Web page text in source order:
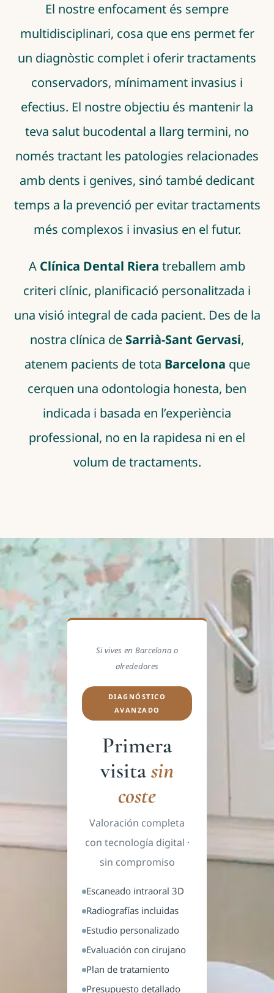
El nostre enfocament és sempre
multidisciplinari, cosa que ens permet fer
un diagnòstic complet i oferir tractaments
conservadors, mínimament invasius i
efectius. El nostre objectiu és mantenir la
teva salut bucodental a llarg termini, no
només tractant les patologies relacionades
amb dents i genives, sinó també dedicant
temps a la prevenció per evitar tractaments
més complexos i invasius en el futur.
A Clínica Dental Riera treballem amb
criteri clínic, planificació personalitzada i
una visió integral de cada pacient. Des de la
nostra clínica de Sarrià-Sant Gervasi,
atenem pacients de tota Barcelona que
cerquen una odontologia honesta, ben
indicada i basada en l’experiència
professional, no en la rapidesa ni en el
volum de tractaments.
Si vives en Barcelona o
alrededores
DIAGNÓSTICO
AVANZADO
Primera
visitasin
coste
Valoración completa
con tecnología digital ·
sin compromiso
Escaneado intraoral 3D
Radiografías incluidas
Estudio personalizado
Evaluación con cirujano
Plan de tratamiento
Presupuesto detallado